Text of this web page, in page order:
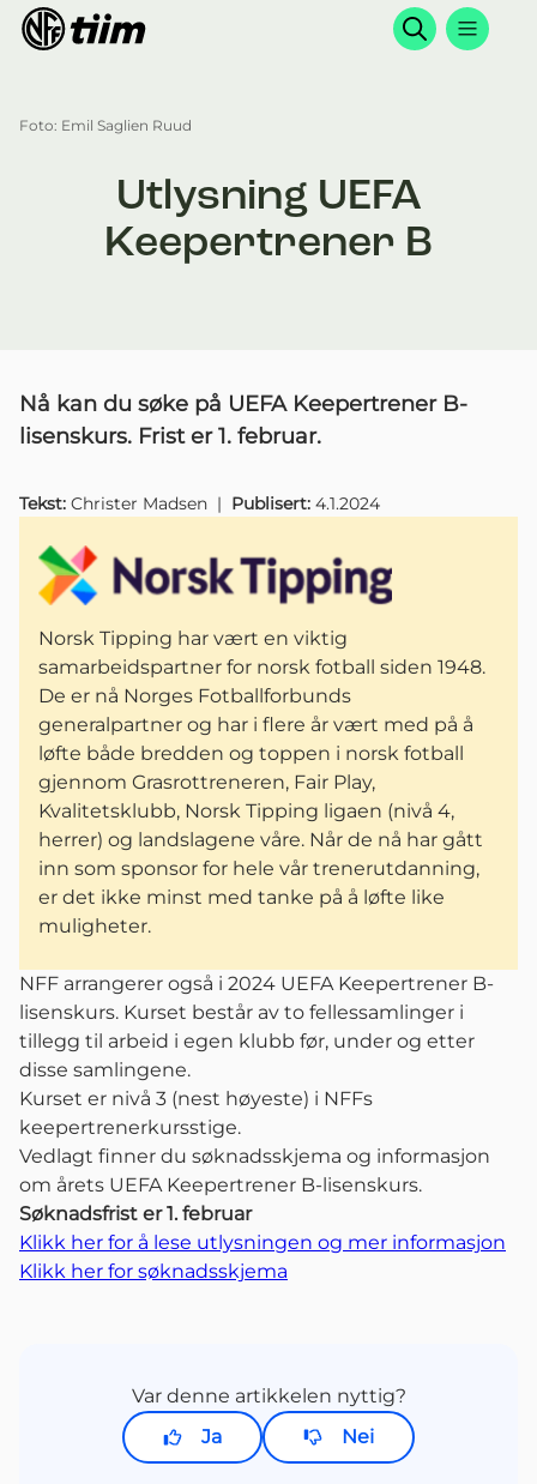
Søk
Foto: Emil Saglien Ruud
Utlysning UEFA
Keepertrener B
Nå kan du søke på UEFA Keepertrener B-
lisenskurs. Frist er 1. februar.
Tekst: Christer Madsen | Publisert: 4.1.2024
Norsk Tipping har vært en viktig
samarbeidspartner for norsk fotball siden 1948.
De er nå Norges Fotballforbunds
generalpartner og har i flere år vært med på å
løfte både bredden og toppen i norsk fotball
gjennom Grasrottreneren, Fair Play,
Kvalitetsklubb, Norsk Tipping ligaen (nivå 4,
herrer) og landslagene våre. Når de nå har gått
inn som sponsor for hele vår trenerutdanning,
er det ikke minst med tanke på å løfte like
muligheter.
NFF arrangerer også i 2024 UEFA Keepertrener B-
lisenskurs. Kurset består av to fellessamlinger i
tillegg til arbeid i egen klubb før, under og etter
disse samlingene.
Kurset er nivå 3 (nest høyeste) i NFFs
keepertrenerkursstige.
Vedlagt finner du søknadsskjema og informasjon
om årets UEFA Keepertrener B-lisenskurs.
Søknadsfrist er 1. februar
Klikk her for å lese utlysningen og mer informasjon
Klikk her for søknadsskjema
Var denne artikkelen nyttig?
Ja
Nei